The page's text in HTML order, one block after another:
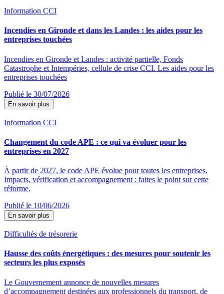
Information CCI
Incendies en Gironde et dans les Landes : les aides pour les
entreprises touchées
Incendies en Gironde et Landes : activité partielle, Fonds
Catastrophe et Intempéries, cellule de crise CCI. Les aides pour les
entreprises touchées
Publié le 30/07/2026
En savoir plus
Information CCI
Changement du code APE : ce qui va évoluer pour les
entreprises en 2027
À partir de 2027, le code APE évolue pour toutes les entreprises.
Impacts, vérification et accompagnement : faites le point sur cette
réforme.
Publié le 10/06/2026
En savoir plus
Difficultés de trésorerie
Hausse des coûts énergétiques : des mesures pour soutenir les
secteurs les plus exposés
Le Gouvernement annonce de nouvelles mesures
d’accompagnement destinées aux professionnels du transport, de